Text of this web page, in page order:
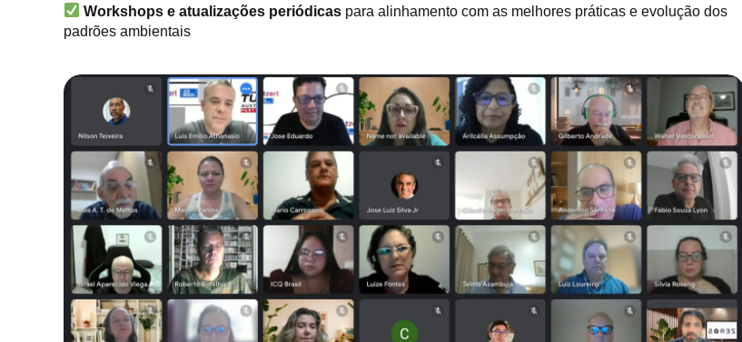
Workshops e atualizações periódicas para alinhamento com as melhores práticas e evolução dos
padrões ambientais